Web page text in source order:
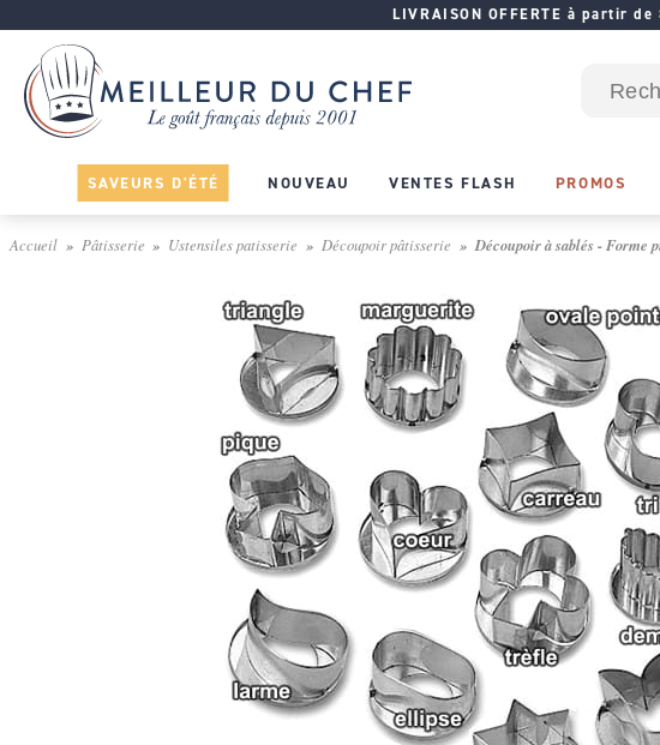
LIVRAISON OFFERTE à partir de
SAVEURS D'ÉTÉ NOUVEAU VENTES FLASH PROMOS
Accueil Pâtisserie Ustensiles patisserie Découpoir pâtisserie Découpoir à sablés - Forme